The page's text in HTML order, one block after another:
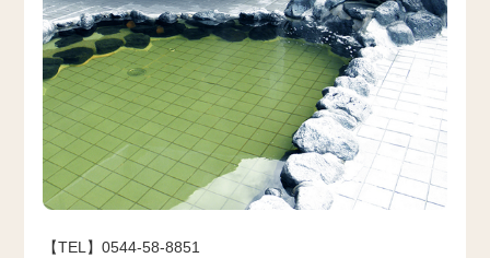
【TEL】0544-58-8851